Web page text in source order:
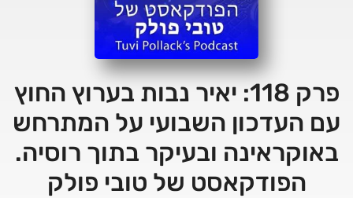
פרק 118: יאיר נבות בערוץ החוץ
עם העדכון השבועי על המתרחש
באוקראינה ובעיקר בתוך רוסיה.
הפודקאסט של טובי פולק